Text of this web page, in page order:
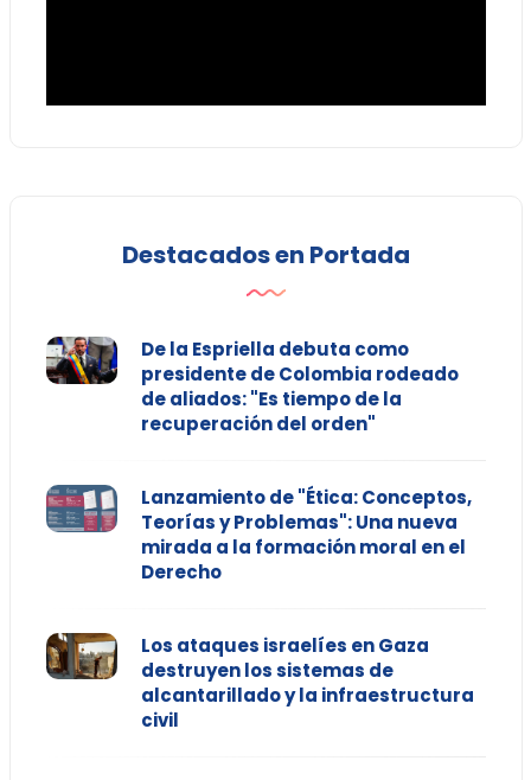
Destacados en Portada
De la Espriella debuta como
presidente de Colombia rodeado
de aliados: "Es tiempo de la
recuperación del orden"
Lanzamiento de "Ética: Conceptos,
Teorías y Problemas": Una nueva
mirada a la formación moral en el
Derecho
Los ataques israelíes en Gaza
destruyen los sistemas de
alcantarillado y la infraestructura
civil